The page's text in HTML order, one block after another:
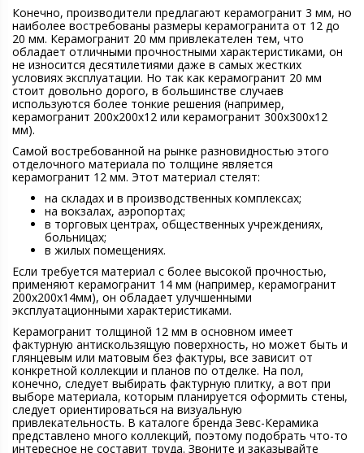
Конечно, производители предлагают керамогранит 3 мм, но
наиболее востребованы размеры керамогранита от 12 до
20 мм. Керамогранит 20 мм привлекателен тем, что
обладает отличными прочностными характеристиками, он
не износится десятилетиями даже в самых жестких
условиях эксплуатации. Но так как керамогранит 20 мм
стоит довольно дорого, в большинстве случаев
используются более тонкие решения (например,
керамогранит 200х200х12 или керамогранит 300х300х12
мм).
Самой востребованной на рынке разновидностью этого
отделочного материала по толщине является
керамогранит 12 мм. Этот материал стелят:
на складах и в производственных комплексах;
на вокзалах, аэропортах;
в торговых центрах, общественных учреждениях,
больницах;
в жилых помещениях.
Если требуется материал с более высокой прочностью,
применяют керамогранит 14 мм (например, керамогранит
200х200х14мм), он обладает улучшенными
эксплуатационными характеристиками.
Керамогранит толщиной 12 мм в основном имеет
фактурную антискользящую поверхность, но может быть и
глянцевым или матовым без фактуры, все зависит от
конкретной коллекции и планов по отделке. На пол,
конечно, следует выбирать фактурную плитку, а вот при
выборе материала, которым планируется оформить стены,
следует ориентироваться на визуальную
привлекательность. В каталоге бренда Зевс-Керамика
представлено много коллекций, поэтому подобрать что-то
интересное не составит труда. Звоните и заказывайте